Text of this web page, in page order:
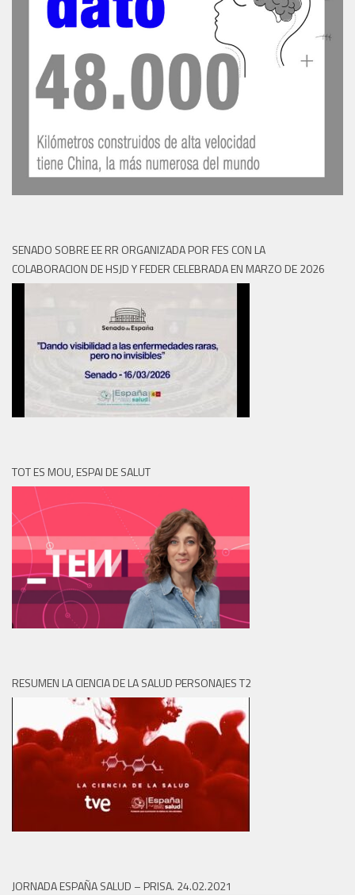
SENADO SOBRE EE RR ORGANIZADA POR FES CON LA
COLABORACION DE HSJD Y FEDER CELEBRADA EN MARZO DE 2026
TOT ES MOU, ESPAI DE SALUT
RESUMEN LA CIENCIA DE LA SALUD PERSONAJES T2
JORNADA ESPAÑA SALUD – PRISA. 24.02.2021